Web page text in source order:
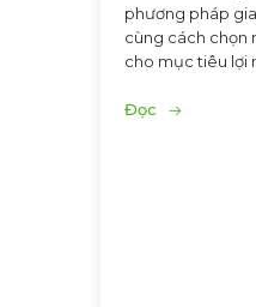
phương pháp
cùng cách chọn
cho mục tiêu lợi
Đọc